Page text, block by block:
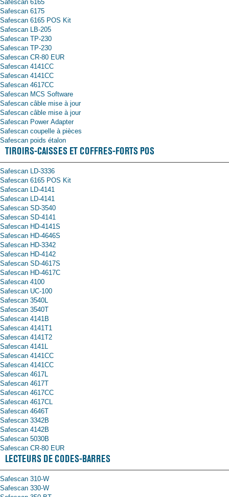
Safescan 6165
Safescan 6175
Safescan 6165 POS Kit
Safescan LB-205
Safescan TP-230
Safescan TP-230
Safescan CR-80 EUR
Safescan 4141CC
Safescan 4141CC
Safescan 4617CC
Safescan MCS Software
Safescan câble mise à jour
Safescan câble mise à jour
Safescan Power Adapter
Safescan coupelle à pièces
Safescan poids étalon
TIROIRS-CAISSES ET COFFRES-FORTS POS
Safescan LD-3336
Safescan 6165 POS Kit
Safescan LD-4141
Safescan LD-4141
Safescan SD-3540
Safescan SD-4141
Safescan HD-4141S
Safescan HD-4646S
Safescan HD-3342
Safescan HD-4142
Safescan SD-4617S
Safescan HD-4617C
Safescan 4100
Safescan UC-100
Safescan 3540L
Safescan 3540T
Safescan 4141B
Safescan 4141T1
Safescan 4141T2
Safescan 4141L
Safescan 4141CC
Safescan 4141CC
Safescan 4617L
Safescan 4617T
Safescan 4617CC
Safescan 4617CL
Safescan 4646T
Safescan 3342B
Safescan 4142B
Safescan 5030B
Safescan CR-80 EUR
LECTEURS DE CODES-BARRES
Safescan 310-W
Safescan 330-W